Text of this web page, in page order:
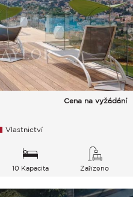
Cena na vyžádání
Vlastnictví
10 Kapacita Zařízeno